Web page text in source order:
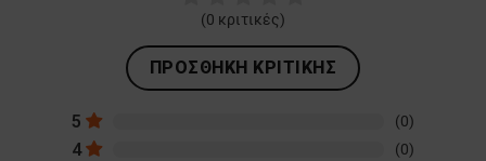
(0 κριτικές)
ΠΡΟΣΘΉΚΗ ΚΡΙΤΙΚΉΣ
5 (0)
4 (0)